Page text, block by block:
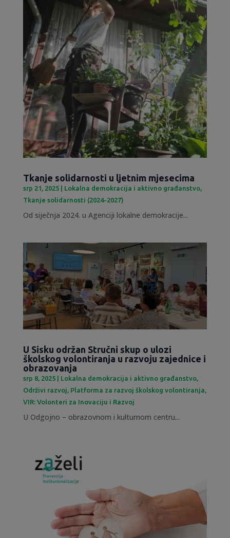
Tkanje solidarnosti u ljetnim mjesecima
srp 21, 2025| Lokalna demokracija i aktivno građanstvo,
Tkanje solidarnosti (2024-2027)
Od siječnja 2024. u Agenciji lokalne demokracije...
U Sisku održan Stručni skup o ulozi
školskog volontiranja u razvoju zajednice i
obrazovanja
srp 8, 2025| Lokalna demokracija i aktivno građanstvo,
Održivi razvoj, Platforma za razvoj školskog volontiranja,
VIR: Volonteri za Inovaciju i Razvoj
U Odgojno – obrazovnom i kulturnom centru...